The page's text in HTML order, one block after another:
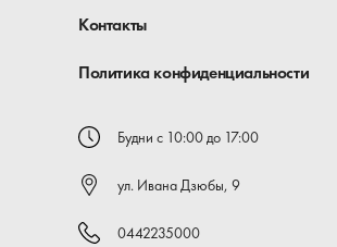
Контакты
Политика конфиденциальности
Будни с 10:00 до 17:00
ул. Ивана Дзюбы, 9
0442235000